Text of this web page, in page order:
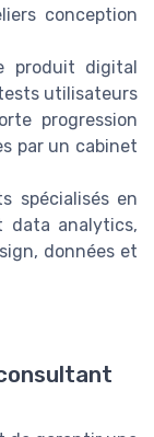
conception
produit digital
utilisateurs
progression
par un cabinet
spécialisés en
data analytics,
données et